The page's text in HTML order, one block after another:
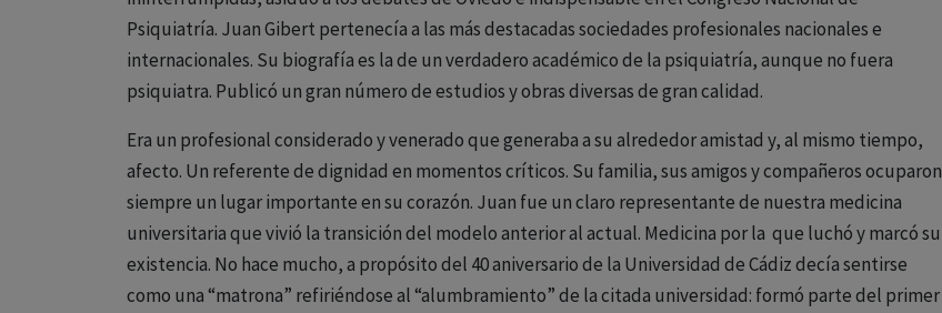
Psiquiatría. Juan Gibert pertenecía a las más destacadas sociedades profesionales nacionales e
internacionales. Su biografía es la de un verdadero académico de la psiquiatría, aunque no fuera
psiquiatra. Publicó un gran número de estudios y obras diversas de gran calidad.
Era un profesional considerado y venerado que generaba a su alrededor amistad y, al mismo tiempo,
afecto. Un referente de dignidad en momentos críticos. Su familia, sus amigos y compañeros ocuparon
siempre un lugar importante en su corazón. Juan fue un claro representante de nuestra medicina
universitaria que vivió la transición del modelo anterior al actual. Medicina por la que luchó y marcó su
existencia. No hace mucho, a propósito del 40 aniversario de la Universidad de Cádiz decía sentirse
como una “matrona” refiriéndose al “alumbramiento” de la citada universidad: formó parte del primer